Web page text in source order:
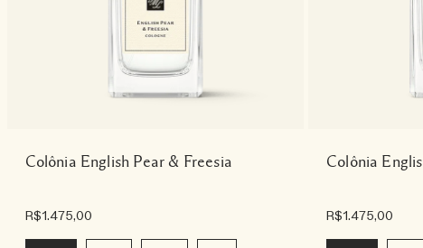
Colônia English Pear & Freesia
R$1.475,00
Colônia
R$1.475,00